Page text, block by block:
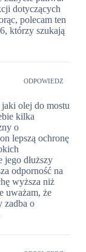
dotyczących
polecam ten
którzy szukają
ODPOWIEDZ
olej do mostu
kilka
o
lepszą ochronę
jego dłuższy
odporność na
wyższa niż
uważam, że
zadba o